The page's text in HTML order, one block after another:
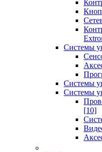
Системы
Системы
Системы
[10]